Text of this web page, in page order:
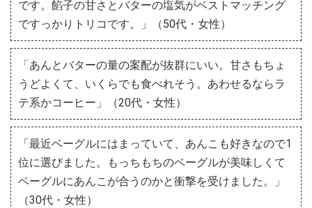
です。餡子の甘さとバターの塩気がベストマッチング
ですっかりトリコです。」（50代・女性）
「あんとバターの量の案配が抜群にいい。甘さもちょ
うどよくて、いくらでも食べれそう。あわせるならラ
テ系かコーヒー」（20代・女性）
「最近ベーグルにはまっていて、あんこも好きなので1
位に選びました。もっちもちのベーグルが美味しくて
ベーグルにあんこが合うのかと衝撃を受けました。」
（30代・女性）